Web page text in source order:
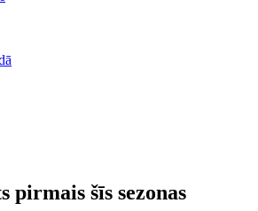
pirmais šīs sezonas